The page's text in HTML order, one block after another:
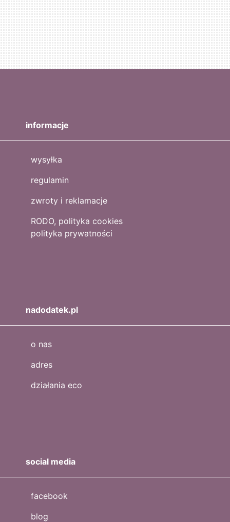
informacje
wysyłka
regulamin
zwroty i reklamacje
RODO, polityka cookies
polityka prywatności
nadodatek.pl
o nas
adres
działania eco
social media
facebook
blog